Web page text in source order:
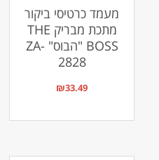
מעמד כרטיסי ביקור
מתכת מבריק THE
BOSS "הבוס" ZA-
2828
₪33.49